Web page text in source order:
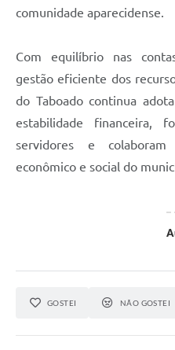
comunidade aparecidense.
Com equilíbrio nas
gestão eficiente dos
do Taboado continua
estabilidade financeira,
servidores e
econômico e social do
GOSTEI NÃO GOSTEI